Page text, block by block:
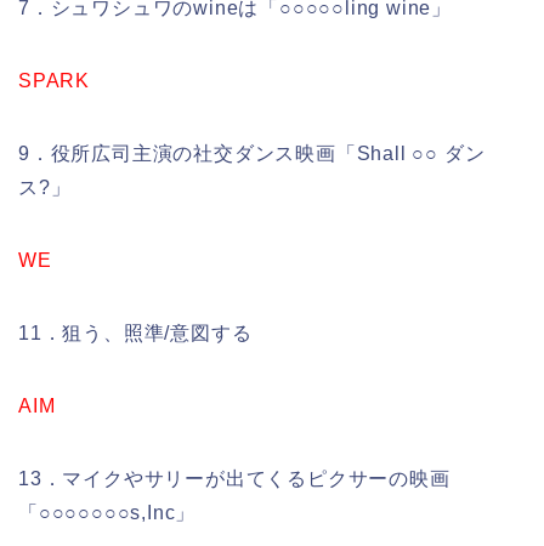
7．シュワシュワのwineは「○○○○○ling wine」
SPARK
9．役所広司主演の社交ダンス映画「Shall ○○ ダン
ス?」
WE
11．狙う、照準/意図する
AIM
13．マイクやサリーが出てくるピクサーの映画
「○○○○○○○s,Inc」